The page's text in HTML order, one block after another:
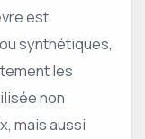
est
synthétiques,
les
non
mais aussi